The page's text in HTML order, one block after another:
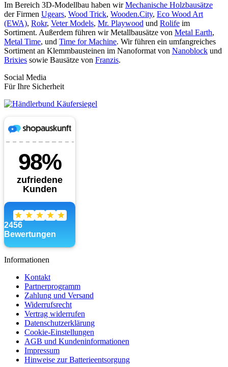
Im Bereich 3D-Modellbau haben wirMechanische Holzbausätze
der Firmen Ugears, Wood Trick, Wooden.City, Eco Wood Art
(EWA), Rokr, Veter Models, Mr. Playwood und Rolife im
Sortiment. Außerdem führen wir Metallbausätze von Metal Earth,
Metal Time, und Time for Machine. Wir führen ein umfangreiches
Sortiment an Klemmbausteinen im Nanoformat von Nanoblock und
Brixies sowie Bausätze von Franzis.
Social Media
Für Ihre Sicherheit
Informationen
Kontakt
Partnerprogramm
Zahlung und Versand
Widerrufsrecht
Vertrag widerrufen
Datenschutzerklärung
Cookie-Einstellungen
AGB und Kundeninformationen
Impressum
Hinweise zur Batterieentsorgung